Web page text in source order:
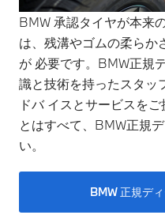
BMW 承認タイヤが本来
は、残溝やゴムの柔らか
が 必要です。BMW正規
識と技術を持ったスタッ
ドバ イスとサービスを
とはすべて、BMW正規
い。
BMW 正規デ